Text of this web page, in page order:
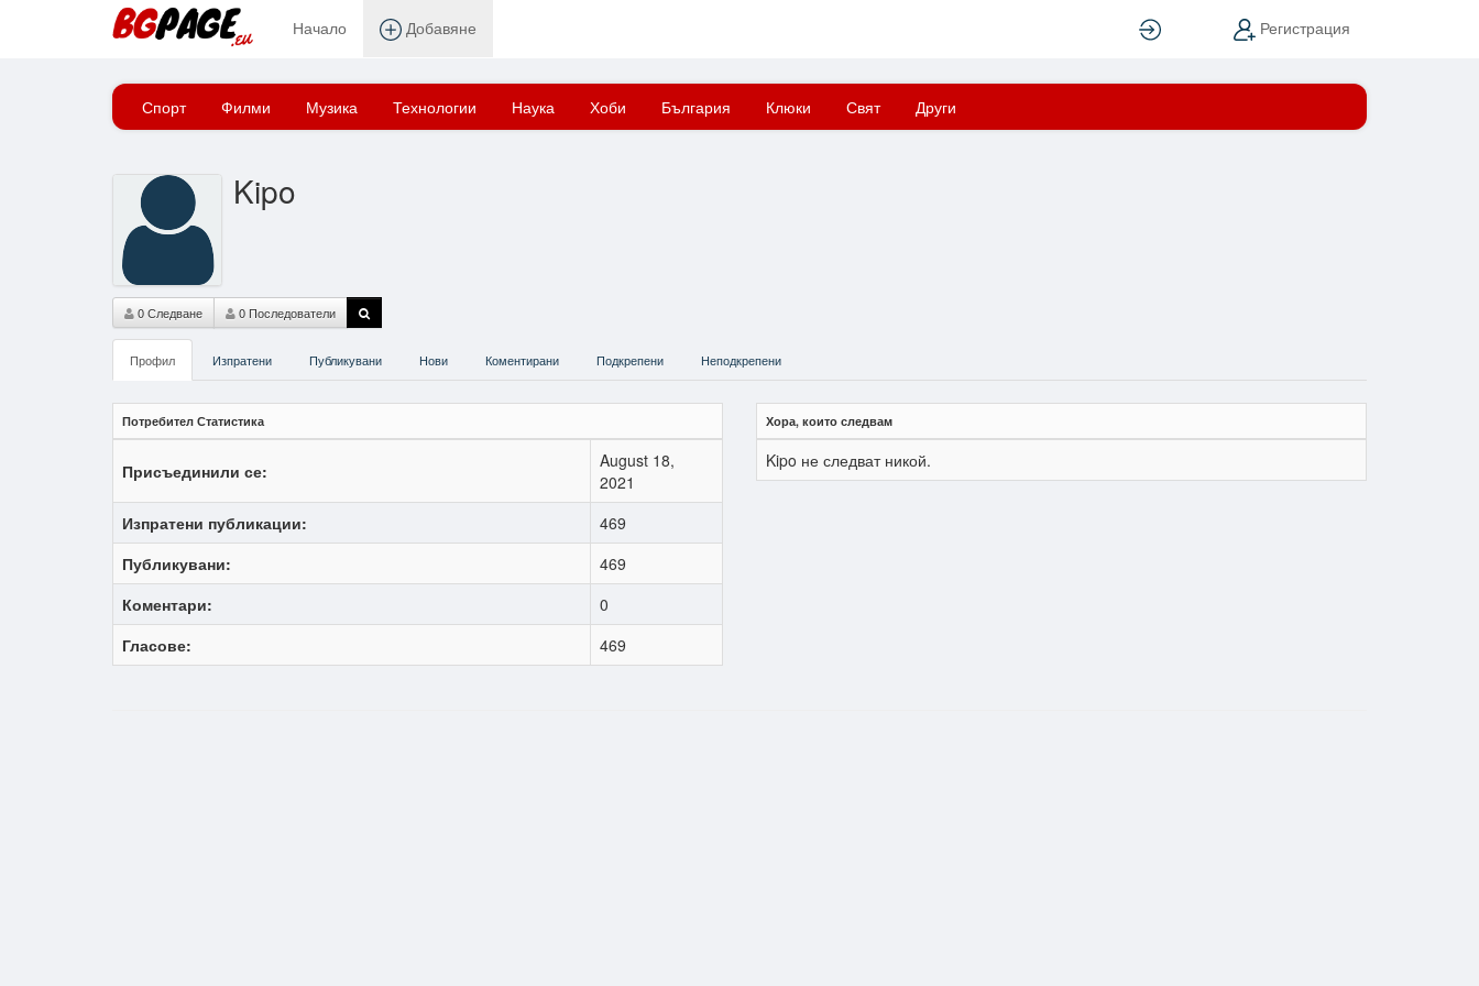
Начало Регистрация
Добавяне
Начало kipo
Спорт Филми Музика Технологии Наука Хоби България Клюки Свят Други
Kipo
0 Следване 0 Последователи
Профил Изпратени Публикувани Нови Коментирани Подкрепени Неподкрепени
Потребител Статистика
Присъединили се:
August 18,
2021
Изпратени публикации:
469
Публикувани:
469
Коментари:
0
Гласове:
469
Хора, които следвам
Kipo не следват никой.